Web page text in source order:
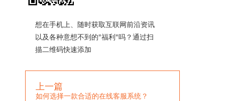
想在手机上、随时获取互联网前沿资讯
以及各种意想不到的"福利"吗？通过扫
描二维码快速添加
上一篇
如何选择一款合适的在线客服系统？